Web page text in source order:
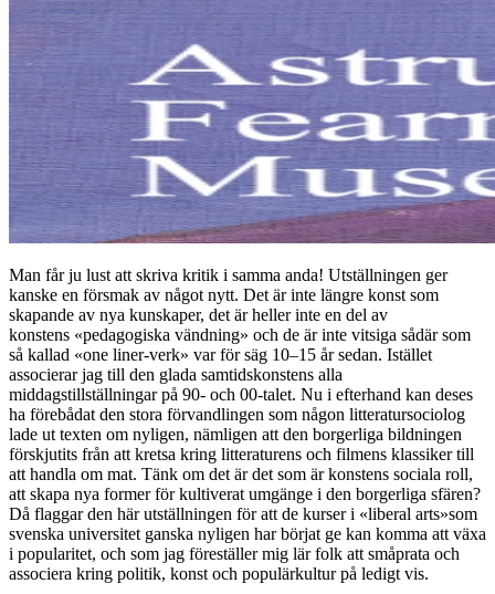
Man får ju lust att skriva kritik i samma anda! Utställningen ger
kanske en försmak av något nytt. Det är inte längre konst som
skapande av nya kunskaper, det är heller inte en del av
konstens «pedagogiska vändning» och de är inte vitsiga sådär som
så kallad «one liner-verk» var för säg 10–15 år sedan. Istället
associerar jag till den glada samtidskonstens alla
middagstillställningar på 90- och 00-talet. Nu i efterhand kan deses
ha förebådat den stora förvandlingen som någon litteratursociolog
lade ut texten om nyligen, nämligen att den borgerliga bildningen
förskjutits från att kretsa kring litteraturens och filmens klassiker till
att handla om mat. Tänk om det är det som är konstens sociala roll,
att skapa nya former för kultiverat umgänge i den borgerliga sfären?
Då flaggar den här utställningen för att de kurser i «liberal arts»som
svenska universitet ganska nyligen har börjat ge kan komma att växa
i popularitet, och som jag föreställer mig lär folk att småprata och
associera kring politik, konst och populärkultur på ledigt vis.